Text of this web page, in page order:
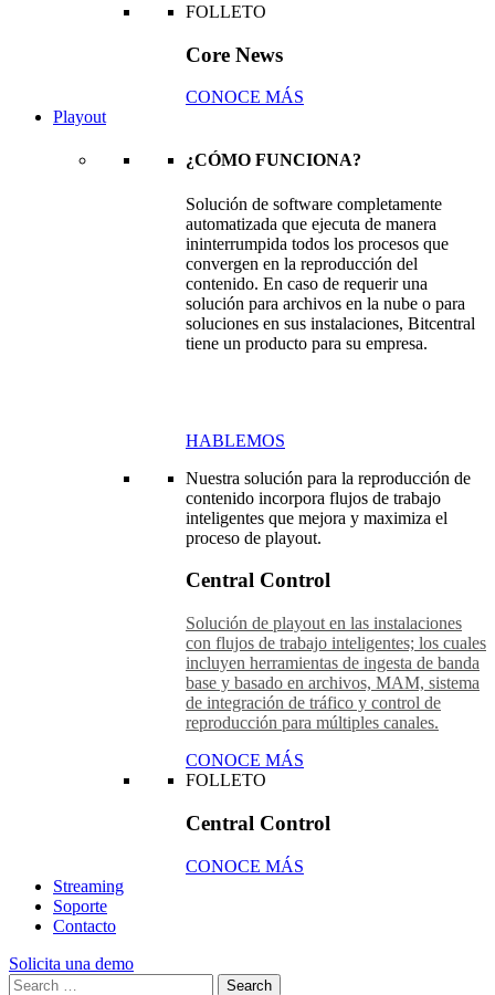
FOLLETO
Core News
CONOCE MÁS
Playout
¿CÓMO FUNCIONA?
Solución de software completamente
automatizada que ejecuta de manera
ininterrumpida todos los procesos que
convergen en la reproducción del
contenido. En caso de requerir una
solución para archivos en la nube o para
soluciones en sus instalaciones, Bitcentral
tiene un producto para su empresa.
HABLEMOS
Nuestra solución para la reproducción de
contenido incorpora flujos de trabajo
inteligentes que mejora y maximiza el
proceso de playout.
Central Control
Solución de playout en las instalaciones
con flujos de trabajo inteligentes; los cuales
incluyen herramientas de ingesta de banda
base y basado en archivos, MAM, sistema
de integración de tráfico y control de
reproducción para múltiples canales.
CONOCE MÁS
FOLLETO
Central Control
CONOCE MÁS
Streaming
Soporte
Contacto
Solicita una demo